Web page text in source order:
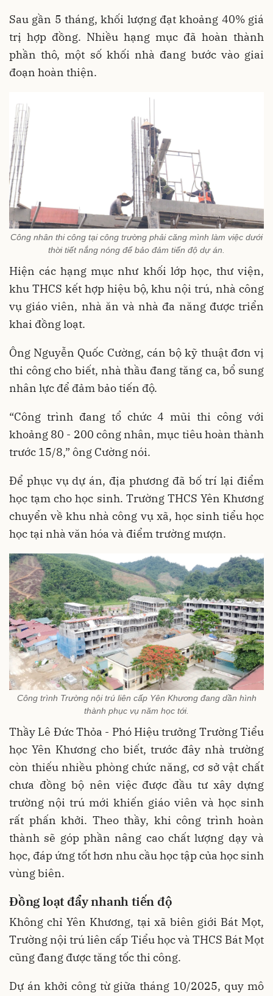
Sau gần 5 tháng, khối lượng đạt khoảng 40% giá
trị hợp đồng. Nhiều hạng mục đã hoàn thành
phần thô, một số khối nhà đang bước vào giai
đoạn hoàn thiện.
Công nhân thi công tại công trường phải căng mình làm việc dưới
thời tiết nắng nóng để bảo đảm tiến độ dự án.
Hiện các hạng mục như khối lớp học, thư viện,
khu THCS kết hợp hiệu bộ, khu nội trú, nhà công
vụ giáo viên, nhà ăn và nhà đa năng được triển
khai đồng loạt.
Ông Nguyễn Quốc Cường, cán bộ kỹ thuật đơn vị
thi công cho biết, nhà thầu đang tăng ca, bổ sung
nhân lực để đảm bảo tiến độ.
“Công trình đang tổ chức 4 mũi thi công với
khoảng 80 - 200 công nhân, mục tiêu hoàn thành
trước 15/8,” ông Cường nói.
Để phục vụ dự án, địa phương đã bố trí lại điểm
học tạm cho học sinh. Trường THCS Yên Khương
chuyển về khu nhà công vụ xã, học sinh tiểu học
học tại nhà văn hóa và điểm trường mượn.
Công trình Trường nội trú liên cấp Yên Khương đang dần hình
thành phục vụ năm học tới.
Thầy Lê Đức Thỏa - Phó Hiệu trưởng Trường Tiểu
học Yên Khương cho biết, trước đây nhà trường
còn thiếu nhiều phòng chức năng, cơ sở vật chất
chưa đồng bộ nên việc được đầu tư xây dựng
trường nội trú mới khiến giáo viên và học sinh
rất phấn khởi. Theo thầy, khi công trình hoàn
thành sẽ góp phần nâng cao chất lượng dạy và
học, đáp ứng tốt hơn nhu cầu học tập của học sinh
vùng biên.
Đồng loạt đẩy nhanh tiến độ
Không chỉ Yên Khương, tại xã biên giới Bát Mọt,
Trường nội trú liên cấp Tiểu học và THCS Bát Mọt
cũng đang được tăng tốc thi công.
Dự án khởi công từ giữa tháng 10/2025, quy mô